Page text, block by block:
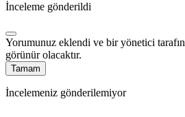
İnceleme gönderildi
Yorumunuz eklendi ve bir yönetici
görünür olacaktır.
Tamam
İncelemeniz gönderilemiyor